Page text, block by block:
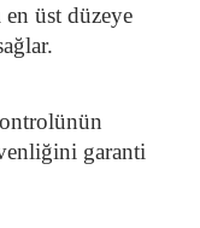
en üst düzeye
garanti